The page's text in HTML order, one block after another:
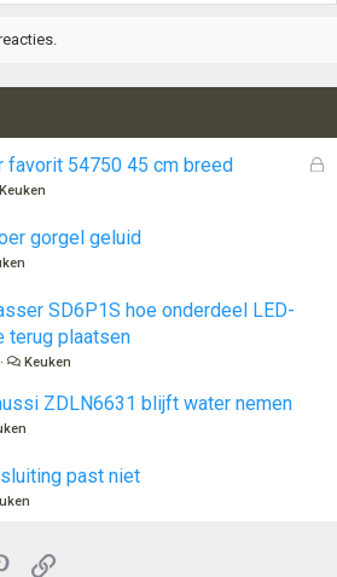
G
favorit 54750 45 cm breed
Keuken
gorgel geluid
SD6P1S hoe onderdeel LED-
terug plaatsen
Keuken
ZDLN6631 blijft water nemen
past niet
Pinterest
Link